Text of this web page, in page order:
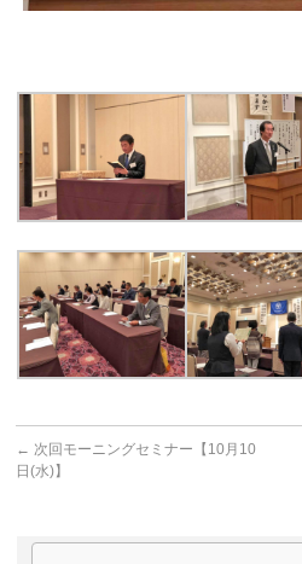
← 次回モーニングセミナー【10月10
日(水)】